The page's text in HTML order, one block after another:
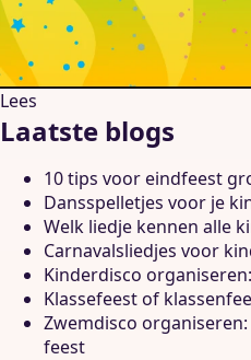
Lees
Laatste blogs
10 tips voor eindfeest
Dansspelletjes voor je
Welk liedje kennen alle
Carnavalsliedjes voor
Kinderdisco
Klassefeest of
Zwemdisco
feest